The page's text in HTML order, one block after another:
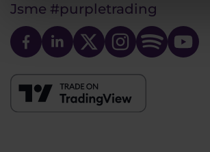
Jsme #purpletrading